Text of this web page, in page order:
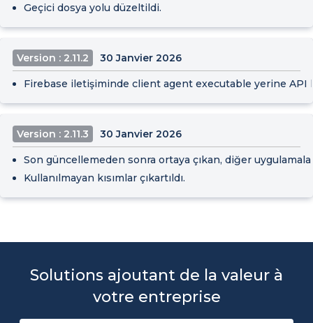
Geçici dosya yolu düzeltildi.
Version : 2.11.2 30 Janvier 2026
Firebase iletişiminde client agent executable yerine API
Version : 2.11.3 30 Janvier 2026
Son güncellemeden sonra ortaya çıkan, diğer
Kullanılmayan kısımlar çıkartıldı.
Solutions ajoutant de la valeur à
votre entreprise